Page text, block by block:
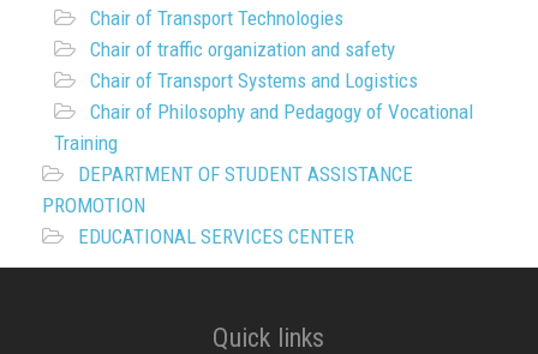
Chair of Transport Technologies
Chair of traffic organization and safety
Chair of Transport Systems and Logistics
Chair of Philosophy and Pedagogy of Vocational
Training
DEPARTMENT OF STUDENT ASSISTANCE
PROMOTION
EDUCATIONAL SERVICES CENTER
Quick links